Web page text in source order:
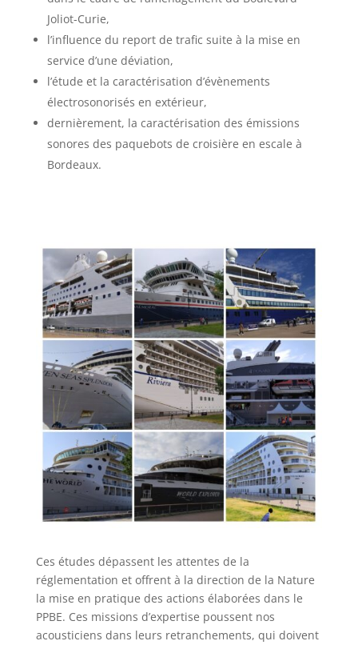
Joliot-Curie,
l’influence du report de trafic suite à la mise en
service d’une déviation,
l’étude et la caractérisation d’évènements
électrosonorisés en extérieur,
dernièrement, la caractérisation des émissions
sonores des paquebots de croisière en escale à
Bordeaux.
Ces études dépassent les attentes de la
réglementation et offrent à la direction de la Nature
la mise en pratique des actions élaborées dans le
PPBE. Ces missions d’expertise poussent nos
acousticiens dans leurs retranchements, qui doivent